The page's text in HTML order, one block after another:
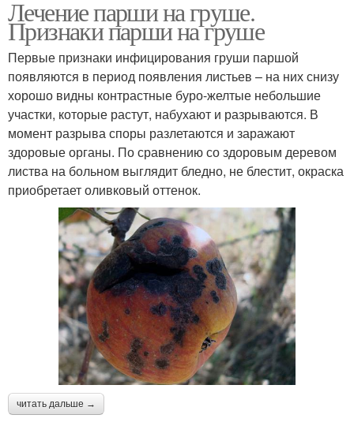
Лечение парши на груше.
Признаки парши на груше
Первые признаки инфицирования груши паршой
появляются в период появления листьев – на них снизу
хорошо видны контрастные буро-желтые небольшие
участки, которые растут, набухают и разрываются. В
момент разрыва споры разлетаются и заражают
здоровые органы. По сравнению со здоровым деревом
листва на больном выглядит бледно, не блестит, окраска
приобретает оливковый оттенок.
читать дальше →